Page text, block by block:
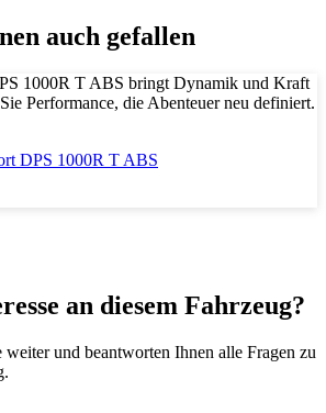
auch gefallen
1000R T ABS bringt Dynamik und Kraft
Performance, die Abenteuer neu definiert.
DPS 1000R T ABS
an diesem Fahrzeug?
und beantworten Ihnen alle Fragen zu